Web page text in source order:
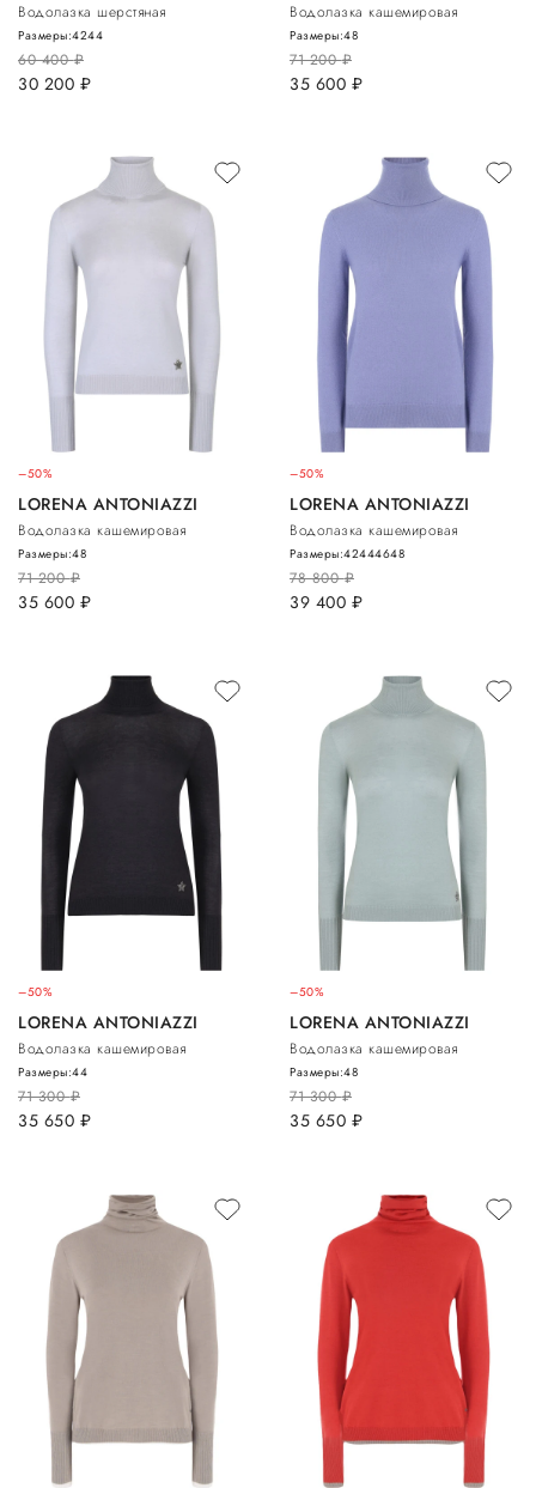
Водолазка шерстяная
60 400руб.
30 200 руб.
Размеры:4244
Водолазка кашемировая
71 200руб.
35 600 руб.
Размеры:48
–50%
LORENA ANTONIAZZI
Водолазка кашемировая
71 200руб.
35 600 руб.
Размеры:48
–50%
LORENA ANTONIAZZI
Водолазка кашемировая
78 800руб.
39 400 руб.
Размеры:42444648
–50%
LORENA ANTONIAZZI
Водолазка кашемировая
71 300руб.
35 650 руб.
Размеры:44
–50%
LORENA ANTONIAZZI
Водолазка кашемировая
71 300руб.
35 650 руб.
Размеры:48